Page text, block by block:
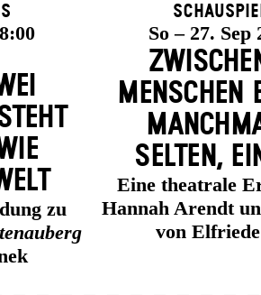
zu
So – 27. Sep
MENSCHEN
SELTEN,
Eine theatrale
Hannah Arendt
von